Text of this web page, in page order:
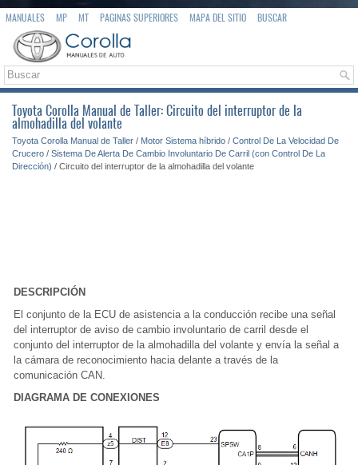
MANUALES MP MT PAGINAS SUPERIORES MAPA DEL SITIO BUSCAR
Toyota Corolla Manual de Taller: Circuito del interruptor de la
almohadilla del volante
Toyota Corolla Manual de Taller / Motor Sistema híbrido / Control De La Velocidad De
Crucero / Sistema De Alerta De Cambio Involuntario De Carril (con Control De La
Dirección) / Circuito del interruptor de la almohadilla del volante
DESCRIPCIÓN
El conjunto de la ECU de asistencia a la conducción recibe una señal
del interruptor de aviso de cambio involuntario de carril desde el
conjunto del interruptor de la almohadilla del volante y envía la señal a
la cámara de reconocimiento hacia delante a través de la
comunicación CAN.
DIAGRAMA DE CONEXIONES